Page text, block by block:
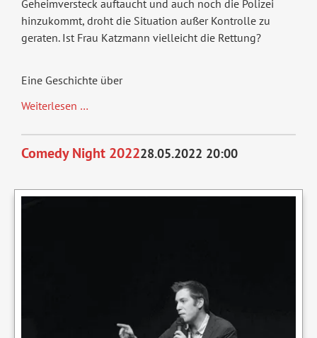
Geheimversteck auftaucht und auch noch die Polizei
hinzukommt, droht die Situation außer Kontrolle zu
geraten. Ist Frau Katzmann vielleicht die Rettung?
Eine Geschichte über
Weiterlesen …
kuscheln
nicht
Comedy Night 202228.05.2022 20:00